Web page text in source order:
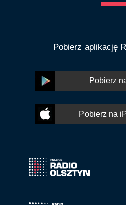
Pobierz aplikację
Pobierz
Pobierz na